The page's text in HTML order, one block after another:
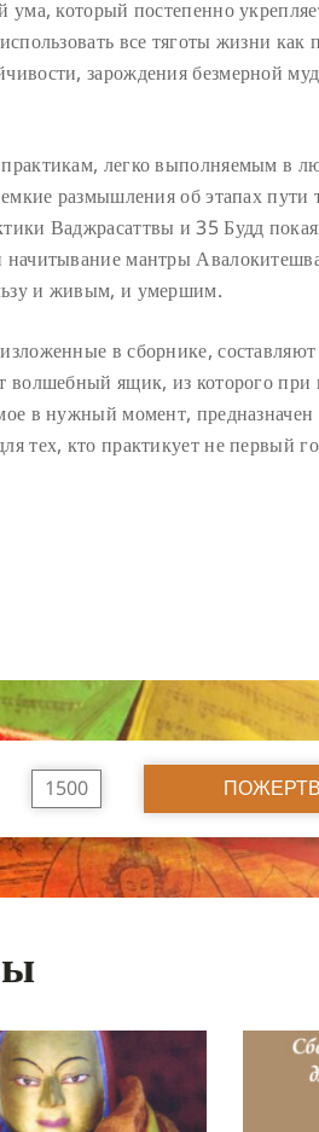
который постепенно
все тяготы жизни как
зарождения безмерной
легко выполняемым в
размышления об этапах пути
Ваджрасаттвы и 35 Будд
начитывание мантры
и живым, и умершим.
в сборнике,
ящик, из которого при
в нужный момент,
тех, кто практикует не первый
1500